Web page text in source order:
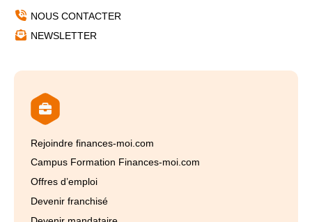
NOUS CONTACTER
NEWSLETTER
Rejoindre finances-moi.com
Campus Formation Finances-moi.com
Offres d’emploi
Devenir franchisé